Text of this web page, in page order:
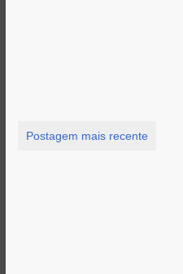
Postagem mais recente